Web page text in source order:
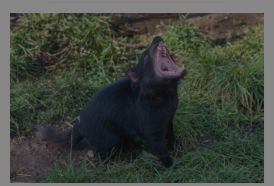
prazvláštní stonožce podobný tvor, který měl
zárodky zbraní typických pro dnešní pavouky.
Pavouci, štíři či klíšťata jsou členovci patřící do
skupiny klepítkatců. Vyznačují se takzvanými
chelicerami, které u nich představují právě […]